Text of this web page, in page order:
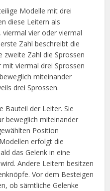
Modelle mit drei
diese Leitern als
vier oder viermal
Zahl beschreibt die
zweite Zahl die Sprossen
mit viermal drei Sprossen
miteinander
drei Sprossen.
Bauteil der Leiter. Sie
beweglich miteinander
Position
erfolgt die
das Gelenk in eine
Andere Leitern besitzen
Vor dem Besteigen
ob sämtliche Gelenke